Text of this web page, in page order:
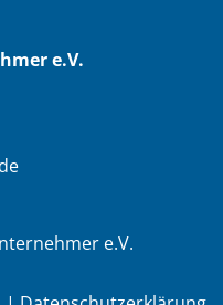
e.V.
e.V.